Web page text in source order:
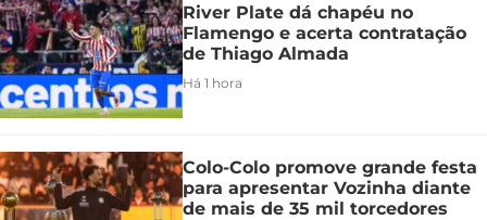
River Plate dá chapéu no
Flamengo e acerta contratação
de Thiago Almada
Há 1 hora
Colo-Colo promove grande festa
para apresentar Vozinha diante
de mais de 35 mil torcedores